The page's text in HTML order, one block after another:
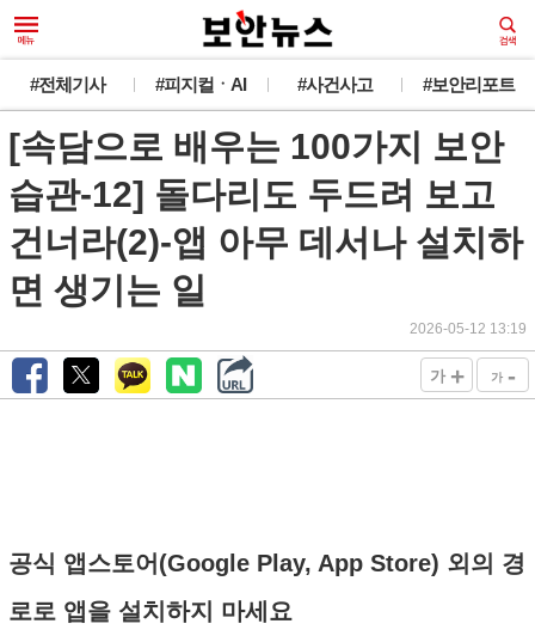
#전체기사 #피지컬ㆍAI #사건사고 #보안리포트
[속담으로 배우는 100가지 보안
습관-12] 돌다리도 두드려 보고
건너라(2)-앱 아무 데서나 설치하
면 생기는 일
2026-05-12 13:19
가 + 가 -
공식 앱스토어(Google Play, App Store) 외의 경
로로 앱을 설치하지 마세요